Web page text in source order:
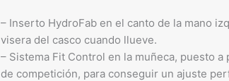
– Inserto HydroFab en el canto de la mano
visera del casco cuando llueve.
– Sistema Fit Control en la muñeca, puesto
de competición, para conseguir un ajuste